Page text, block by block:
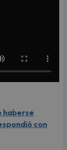
haberse
con